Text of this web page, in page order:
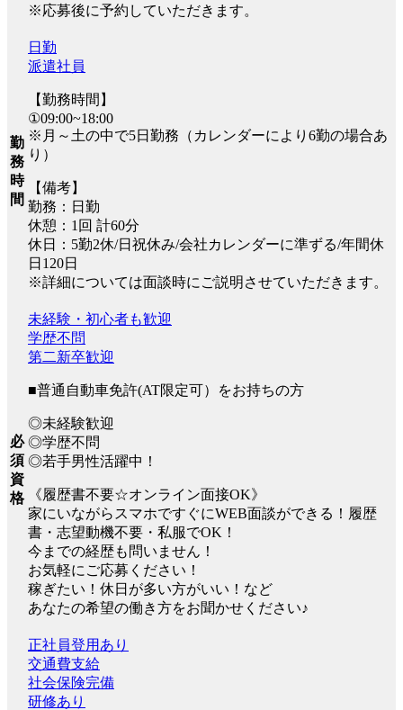
※応募後に予約していただきます。
勤
務
時
間
日勤
派遣社員
【勤務時間】
①09:00~18:00
※月～土の中で5日勤務（カレンダーにより6勤の場合あ
り）
【備考】
勤務：日勤
休憩：1回 計60分
休日：5勤2休/日祝休み/会社カレンダーに準ずる/年間休
日120日
※詳細については面談時にご説明させていただきます。
必
須
資
格
未経験・初心者も歓迎
学歴不問
第二新卒歓迎
■普通自動車免許(AT限定可）をお持ちの方
◎未経験歓迎
◎学歴不問
◎若手男性活躍中！
《履歴書不要☆オンライン面接OK》
家にいながらスマホですぐにWEB面談ができる！履歴
書・志望動機不要・私服でOK！
今までの経歴も問いません！
お気軽にご応募ください！
稼ぎたい！休日が多い方がいい！など
あなたの希望の働き方をお聞かせください♪
正社員登用あり
交通費支給
社会保険完備
研修あり